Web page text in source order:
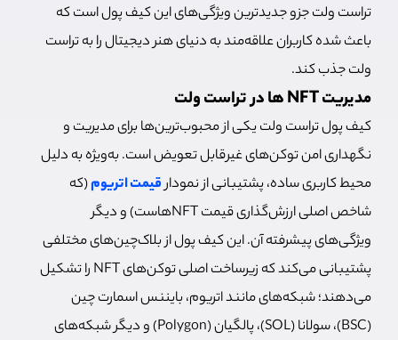
تراست ولت جزو جدیدترین ویژگی‌های این کیف پول است که
باعث شده کاربران علاقه‌مند به دنیای هنر دیجیتال را به تراست
ولت جذب کند.
مدیریت NFT ها در تراست ولت
کیف پول تراست ولت یکی از محبوب‌ترین‌ها برای مدیریت و
نگهداری امن توکن‌های غیرقابل تعویض است. به‌ويژه به دلیل
محیط کاربری ساده، پشتیبانی از نمودارقیمت اتریوم(که
شاخص اصلی ارزش‌گذاری قیمت NFTهاست) و دیگر
ویژگی‌های پیشرفته آن. این کیف پول از بلاک‌چین‌های مختلفی
پشتیبانی می‌کند که زیرساخت اصلی توکن‌های NFT را تشکیل
می‌دهند؛ شبکه‌های مانند اتریوم، بایننس اسمارت چین
(BSC)، سولانا (SOL)، پالگیان (Polygon) و دیگر شبکه‌های